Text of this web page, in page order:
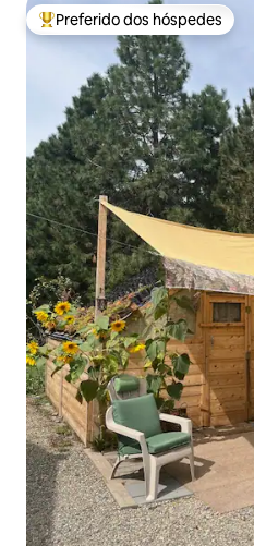
Entre os melhores preferidos
Preferido dos hóspedes